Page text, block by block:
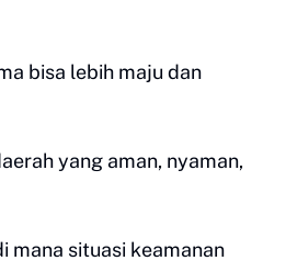
bisa lebih maju dan
yang aman, nyaman,
mana situasi keamanan